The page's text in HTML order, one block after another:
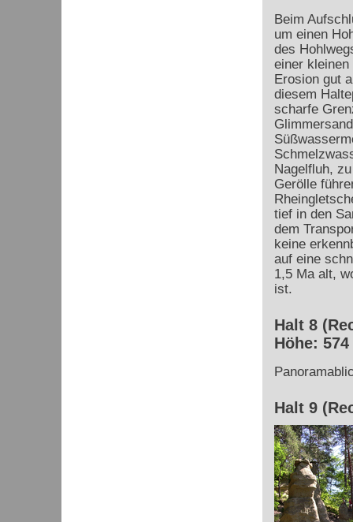
Beim
um einen
des
einer
Erosion gut
diesem
scharfe
Nagelfluh,
Gerölle
tief in den
dem
keine
auf eine
1,5 Ma alt,
ist.
Halt 8
Höhe:
Halt 9